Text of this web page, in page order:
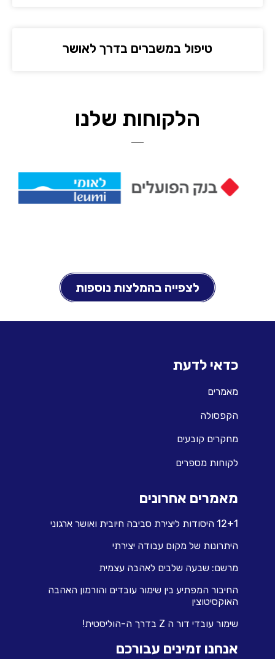
טיפול במשברים בדרך לאושר
הלקוחות שלנו
לצפייה בהמלצות נוספות
כדאי לדעת
מאמרים
הקפסולה
מחקרים קובעים
לקוחות מספרים
מאמרים אחרונים
12+1 היסודות ליצירת סביבה חיובית ואושר ארגוני
היתרונות של מקום עבודה יצירתי
מרשם: שבעה שלבים לאהבה עצמית
החיבור המפתיע בין שימור עובדים והורמון האהבה
האוקסיטוצין
שימור עובדי דור ה Z בדרך ה-הוליסטית!
אנחנו זמינים עבורכם